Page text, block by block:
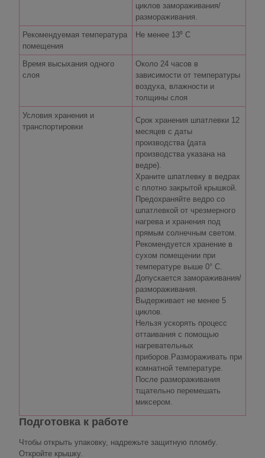
циклов замораживания/
размораживания.
Рекомендуемая температура
помещения
Не менее 13⁰ С
Время высыхания одного
слоя
Около 24 часов в
зависимости от температуры
воздуха, влажности и
толщины слоя
Условия хранения и
транспортировки
Срок хранения шпатлевки 12
месяцев с даты
производства (дата
производства указана на
ведре).
Храните шпатлевку в ведрах
с плотно закрытой крышкой.
Предохраняйте ведро со
шпатлевкой от чрезмерного
нагрева и хранения под
прямым солнечным светом.
Рекомендуется хранение в
сухом помещении при
температуре выше 0° C.
Допускается замораживания/
размораживания.
Выдерживает не менее 5
циклов.
Нельзя ускорять процесс
оттаивания с помощью
нагревательных
приборов.Размораживать при
комнатной температуре.
После размораживания
тщательно перемешать
миксером.
Подготовка к работе
Чтобы открыть упаковку, надрежьте защитную пломбу.
Откройте крышку.